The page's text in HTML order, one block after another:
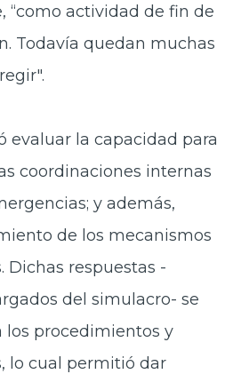
“como actividad de fin de
Todavía quedan muchas
evaluar la capacidad para
coordinaciones internas
y además,
de los mecanismos
respuestas -
del simulacro- se
los procedimientos y
lo cual permitió dar